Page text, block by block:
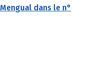
dans le n°